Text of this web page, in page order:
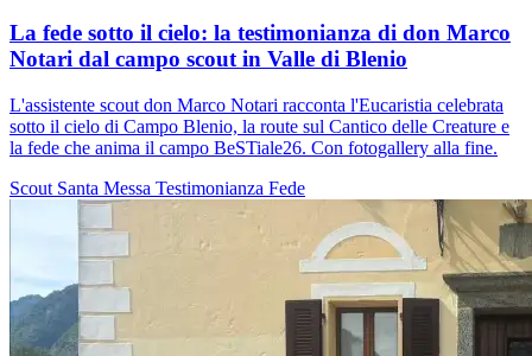
La fede sotto il cielo: la testimonianza di don Marco
Notari dal campo scout in Valle di Blenio
L'assistente scout don Marco Notari racconta l'Eucaristia celebrata
sotto il cielo di Campo Blenio, la route sul Cantico delle Creature e
la fede che anima il campo BeSTiale26. Con fotogallery alla fine.
Scout Santa Messa Testimonianza Fede